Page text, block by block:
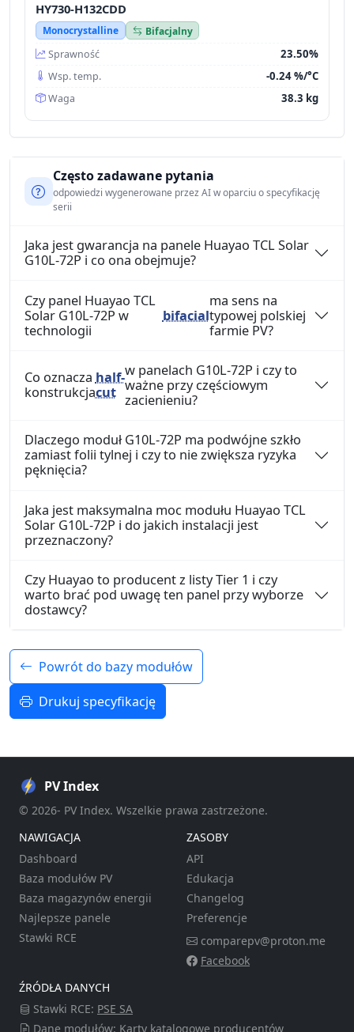
HY730-H132CDD
Monocrystalline
Bifacjalny
Sprawność
23.50%
Wsp. temp. -0.24 %/°C
Waga 38.3 kg
Często zadawane pytania
odpowiedzi wygenerowane przez AI w oparciu o specyfikację
serii
Jaka jest gwarancja na panele Huayao TCL Solar
G10L-72P i co ona obejmuje?
Czy panel Huayao TCL
Solar G10L-72P w
technologii
bifacial
ma sens na
typowej polskiej
farmie PV?
Co oznacza
konstrukcja
half-
cut
w panelach G10L-72P i czy to
ważne przy częściowym
zacienieniu?
Dlaczego moduł G10L-72P ma podwójne szkło
zamiast folii tylnej i czy to nie zwiększa ryzyka
pęknięcia?
Jaka jest maksymalna moc modułu Huayao TCL
Solar G10L-72P i do jakich instalacji jest
przeznaczony?
Czy Huayao to producent z listy Tier 1 i czy
warto brać pod uwagę ten panel przy wyborze
dostawcy?
Powrót do bazy modułów
Drukuj specyfikację
PV Index
© 2026- PV Index. Wszelkie prawa zastrzeżone.
NAWIGACJA
Dashboard
Baza modułów PV
Baza magazynów energii
Najlepsze panele
Stawki RCE
ZASOBY
API
Edukacja
Changelog
Preferencje
comparepv@proton.me
Facebook
ŹRÓDŁA DANYCH
Stawki RCE: PSE SA
Dane modułów: Karty katalogowe producentów